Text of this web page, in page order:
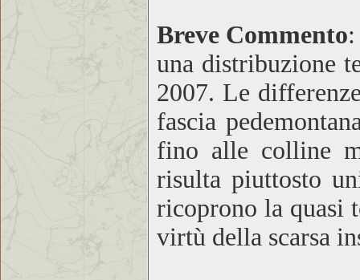
Breve Commento
una distribuzione
2007. Le
fascia
fino alle colline
risulta piuttosto
ricoprono la quasi
virtù della scarsa